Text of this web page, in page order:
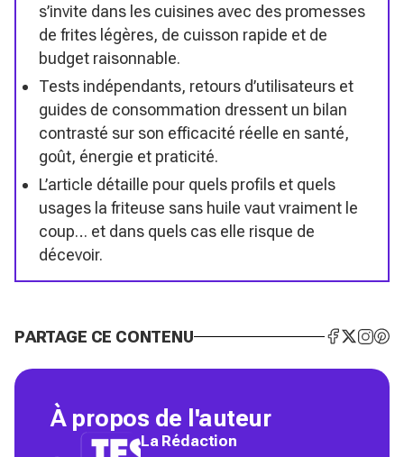
s’invite dans les cuisines avec des promesses
de frites légères, de cuisson rapide et de
budget raisonnable.
Tests indépendants, retours d’utilisateurs et
guides de consommation dressent un bilan
contrasté sur son efficacité réelle en santé,
goût, énergie et praticité.
L’article détaille pour quels profils et quels
usages la friteuse sans huile vaut vraiment le
coup… et dans quels cas elle risque de
décevoir.
PARTAGE CE CONTENU
À propos de l'auteur
La Rédaction